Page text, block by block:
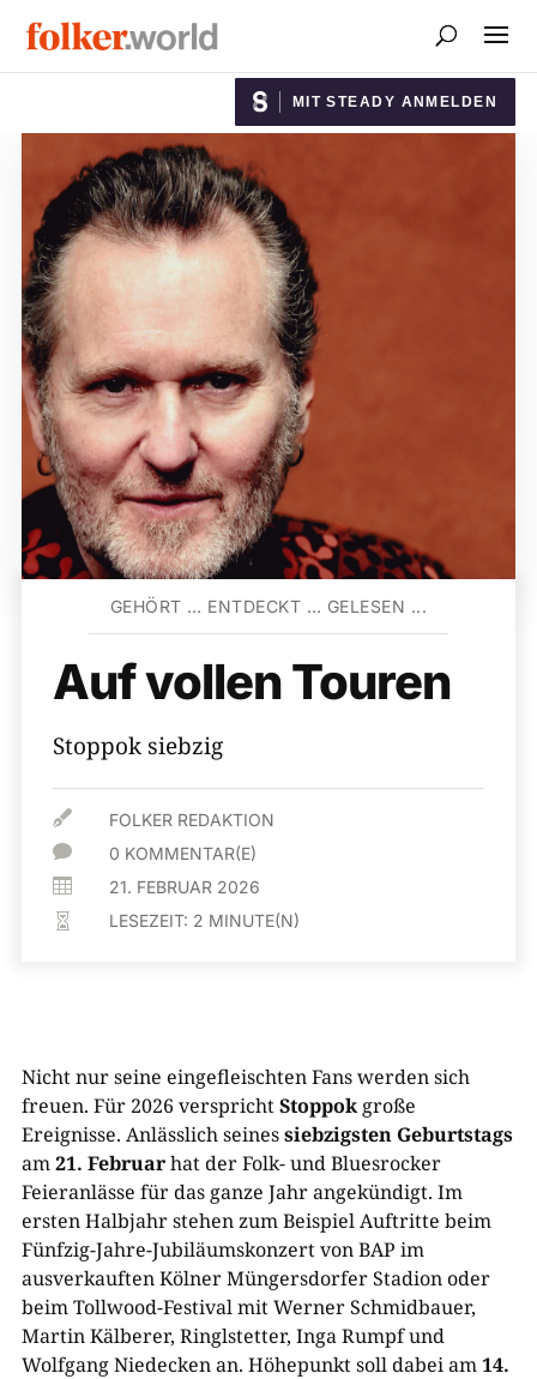
MIT STEADY ANMELDEN
GEHÖRT … ENTDECKT … GELESEN ...
Auf vollen Touren
Stoppok siebzig
 FOLKER REDAKTION
 0 KOMMENTAR(E)
 21. FEBRUAR 2026
 LESEZEIT: 2 MINUTE(N)
Nicht nur seine eingefleischten Fans werden sich
freuen. Für 2026 versprichtStoppokgroße
Ereignisse. Anlässlich seinessiebzigsten Geburtstags
am21. Februarhat der Folk- und Bluesrocker
Feieranlässe für das ganze Jahr angekündigt. Im
ersten Halbjahr stehen zum Beispiel Auftritte beim
Fünfzig-Jahre-Jubiläumskonzert von BAP im
ausverkauften Kölner Müngersdorfer Stadion oder
beim Tollwood-Festival mit Werner Schmidbauer,
Martin Kälberer, Ringlstetter, Inga Rumpf und
Wolfgang Niedecken an. Höhepunkt soll dabei am14.